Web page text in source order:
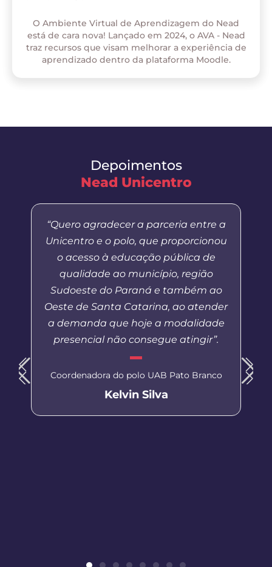
O Ambiente Virtual de Aprendizagem do Nead
está de cara nova! Lançado em 2024, o AVA - Nead
traz recursos que visam melhorar a experiência de
aprendizado dentro da plataforma Moodle.
Depoimentos
Nead Unicentro
“Quero agradecer a parceria entre a
Unicentro e o polo, que proporcionou
o acesso à educação pública de
qualidade ao município, região
Sudoeste do Paraná e também ao
Oeste de Santa Catarina, ao atender
a demanda que hoje a modalidade
presencial não consegue atingir”.
Coordenadora do polo UAB Pato Branco
Kelvin Silva